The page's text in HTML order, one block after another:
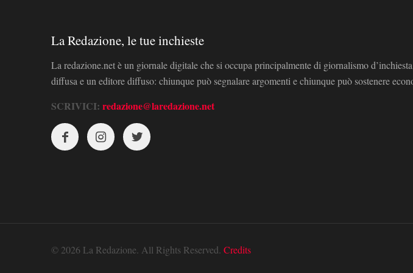
La Redazione, le tue inchieste
La redazione.net è un giornale digitale che si occupa principalmente di giornalismo
diffusa e un editore diffuso: chiunque può segnalare argomenti e chiunque può sostenere
SCRIVICI: redazione@laredazione.net
© 2026 La Redazione. All Rights Reserved. Credits